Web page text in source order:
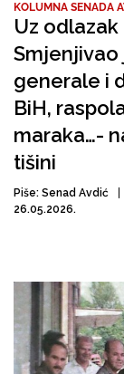
KOLUMNA SENADA
Uz
generale i
BiH,
maraka…-
tišini
Piše: Senad Avdić
26.05.2026.